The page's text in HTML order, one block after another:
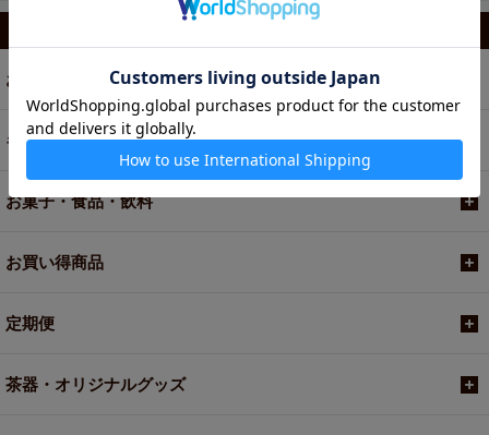
お茶
ギフト
お菓子・食品・飲料
お買い得商品
定期便
茶器・オリジナルグッズ